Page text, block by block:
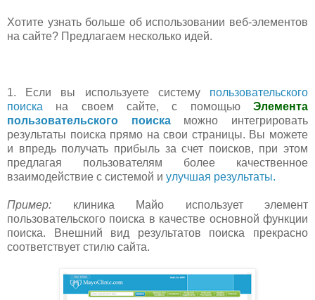
Хотите узнать больше об использовании веб-элементов
на сайте? Предлагаем несколько идей.
1. Если вы используете систему
пользовательского
поиска на своем сайте, с помощью Элемента
пользовательского поискаможно интегрировать
результаты поиска прямо на свои страницы. Вы можете
и впредь получать прибыль за счет поисков, при этом
предлагая пользователям более качественное
взаимодействие с системой и улучшая результаты.
Пример: клиника Майо использует элемент
пользовательского поиска в качестве основной функции
поиска. Внешний вид результатов поиска прекрасно
соответствует стилю сайта.